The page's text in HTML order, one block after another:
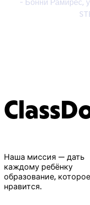
Наша миссия — дать
каждому ребёнку
образование,
нравится.